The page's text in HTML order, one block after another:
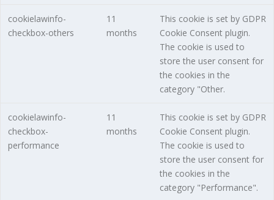
cookielawinfo-
checkbox-others
11
months
This cookie is set by GDPR
Cookie Consent plugin.
The cookie is used to
store the user consent for
the cookies in the
category "Other.
cookielawinfo-
checkbox-
performance
11
months
This cookie is set by GDPR
Cookie Consent plugin.
The cookie is used to
store the user consent for
the cookies in the
category "Performance".